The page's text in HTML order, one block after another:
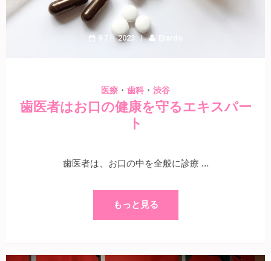
9 7月 2023
医療 ・ 歯科 ・ 渋谷
歯医者はお口の健康を守るエキスパー
ト
歯医者は、お口の中を全般に診療 …
もっと見る